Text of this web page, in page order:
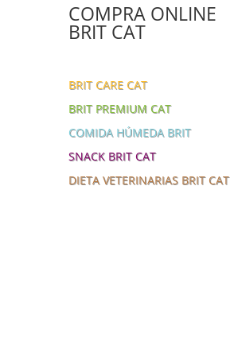
COMPRA ONLINE
BRIT CAT
BRIT CARE CAT
BRIT PREMIUM CAT
COMIDA HÚMEDA BRIT
SNACK BRIT CAT
DIETA VETERINARIAS BRIT CAT